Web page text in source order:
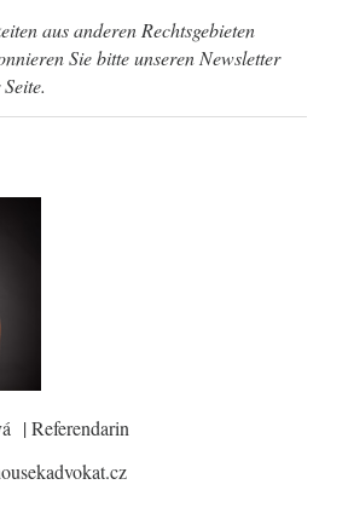
aus anderen Rechtsgebieten
Sie bitte unseren Newsletter
| Referendarin